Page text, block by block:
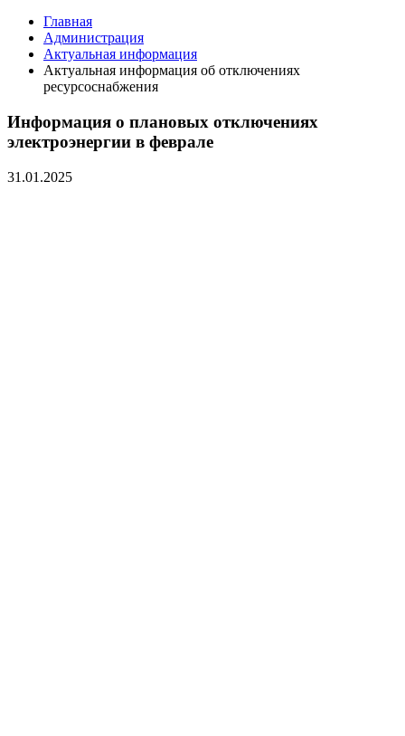
Главная
Администрация
Актуальная информация
Актуальная информация об отключениях
ресурсоснабжения
Информация о плановых отключениях
электроэнергии в феврале
31.01.2025